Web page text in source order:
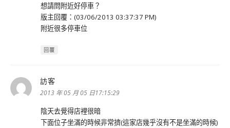
想請問附近好停車？
版主回覆：(03/06/2013 03:37:37 PM)
附近很多停車位
回覆
訪客
示:
2013 年 05 月 05 日17:15:29
陰天去覺得店裡很暗
下面位子坐滿的時候非常擠(這家店幾乎沒有不是坐滿的時候)